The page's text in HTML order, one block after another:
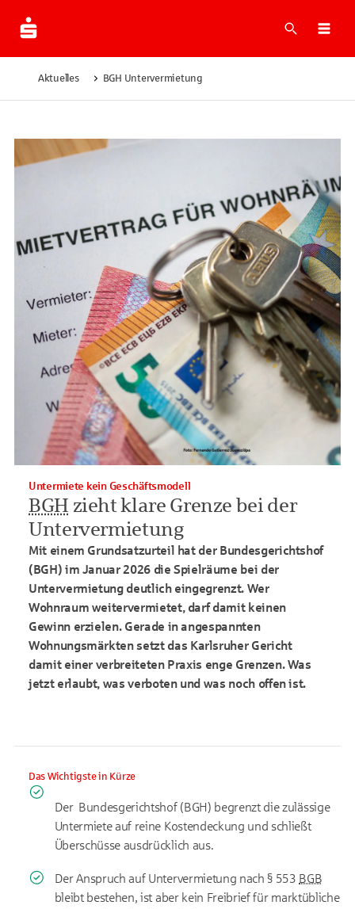
Suche
Aktuelles BGH Untervermietung
BGH zieht klare Grenze bei der
Untervermietung
Untermiete kein Geschäftsmodell
Mit einem Grundsatzurteil hat der Bundesgerichtshof
(BGH) im Januar 2026 die Spielräume bei der
Untervermietung deutlich eingegrenzt. Wer
Wohnraum weitervermietet, darf damit keinen
Gewinn erzielen. Gerade in angespannten
Wohnungsmärkten setzt das Karlsruher Gericht
damit einer verbreiteten Praxis enge Grenzen. Was
jetzt erlaubt, was verboten und was noch offen ist.
Das Wichtigste in Kürze
Der Bundesgerichtshof (BGH) begrenzt die zulässige
Untermiete auf reine Kostendeckung und schließt
Überschüsse ausdrücklich aus.
Der Anspruch auf Untervermietung nach § 553 BGB
bleibt bestehen, ist aber kein Freibrief für marktübliche